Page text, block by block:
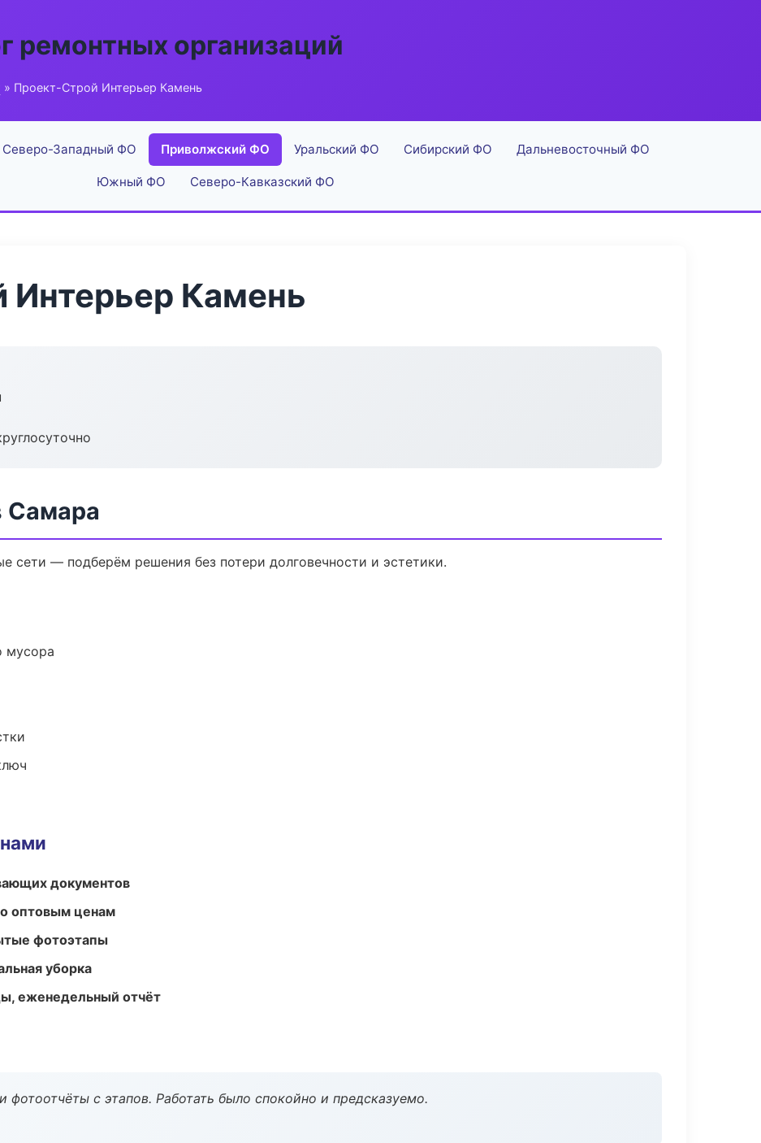
ремонтных организаций
» Проект-Строй Интерьер Камень
Северо-Западный ФО Приволжский ФО Уральский ФО Сибирский ФО Дальневосточный ФО
Южный ФО Северо-Кавказский ФО
Интерьер Камень
Самара
сети — подберём решения без потери долговечности и эстетики.
мусора
документов
оптовым ценам
фотоэтапы
уборка
еженедельный отчёт
фотоотчёты с этапов. Работать было спокойно и предсказуемо.